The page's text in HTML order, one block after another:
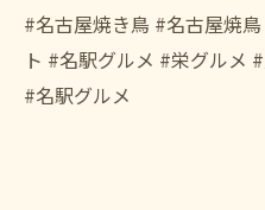
#名古屋焼き鳥 #名古屋焼
ト #名駅グルメ #栄グルメ
#名駅グルメ